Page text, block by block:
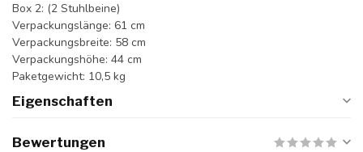
Box 2: (2 Stuhlbeine)
Verpackungslänge: 61 cm
Verpackungsbreite: 58 cm
Verpackungshöhe: 44 cm
Paketgewicht: 10,5 kg
Eigenschaften
Bewertungen